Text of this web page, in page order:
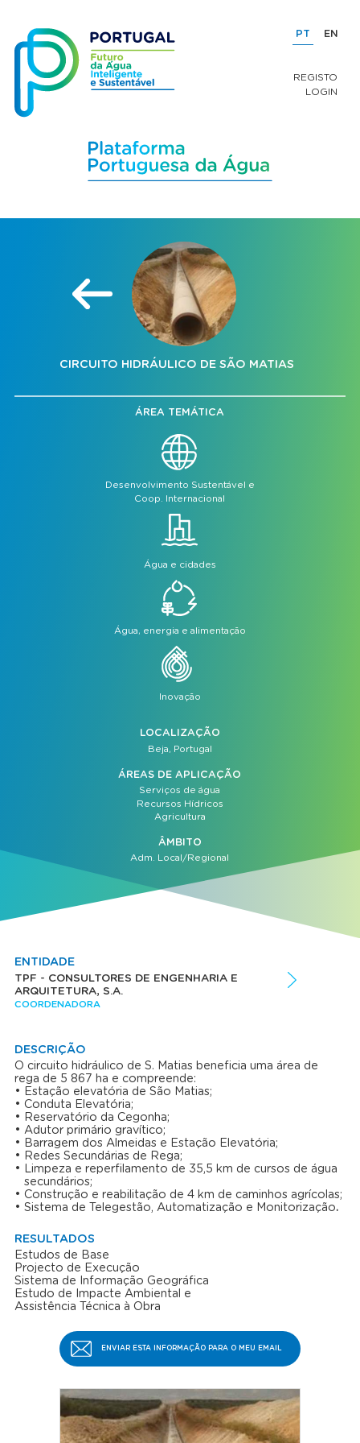
PT EN
REGISTO
LOGIN
CIRCUITO HIDRÁULICO DE SÃO MATIAS
ÁREA TEMÁTICA
Desenvolvimento Sustentável e
Coop. Internacional
Água e cidades
Água, energia e alimentação
Inovação
LOCALIZAÇÃO
Beja, Portugal
ÁREAS DE APLICAÇÃO
Serviços de água
Recursos Hídricos
Agricultura
ÂMBITO
Adm. Local/Regional
ENTIDADE
TPF - CONSULTORES DE ENGENHARIA E
ARQUITETURA, S.A.
COORDENADORA
DESCRIÇÃO
O circuito hidráulico de S. Matias beneficia uma área de
rega de 5 867 ha e compreende:
Estação elevatória de São Matias;
Conduta Elevatória;
Reservatório da Cegonha;
Adutor primário gravítico;
Barragem dos Almeidas e Estação Elevatória;
Redes Secundárias de Rega;
Limpeza e reperfilamento de 35,5 km de cursos de água
secundários;
Construção e reabilitação de 4 km de caminhos agrícolas;
Sistema de Telegestão, Automatização e Monitorização.
RESULTADOS
Estudos de Base
Projecto de Execução
Sistema de Informação Geográfica
Estudo de Impacte Ambiental e
Assistência Técnica à Obra
ENVIAR ESTA INFORMAÇÃO PARA O MEU EMAIL